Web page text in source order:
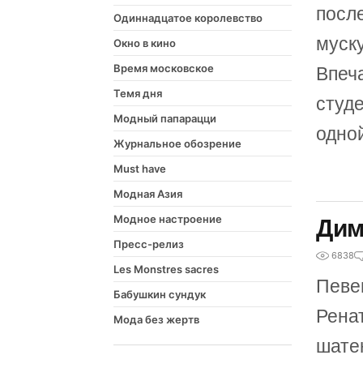
Одиннадцатое королевство
Окно в кино
Время московское
Темя дня
Модный папарацци
Журнальное обозрение
Must have
Модная Азия
Модное настроение
Пресс-релиз
Les Monstres sacres
Бабушкин сундук
Мода без жертв
6838